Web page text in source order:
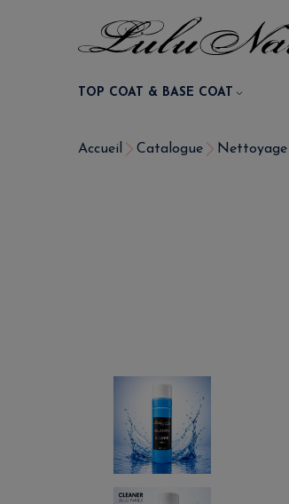
TOP COAT & BASE COAT
Accueil Catalogue Nettoyage